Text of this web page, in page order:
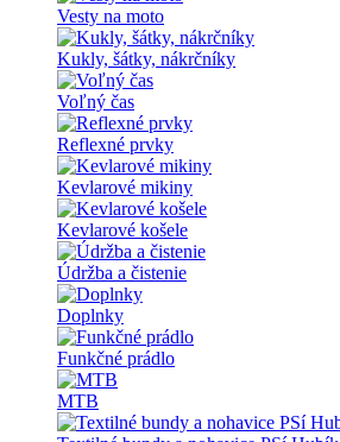
Vesty na moto
Kukly, šátky, nákrčníky
Voľný čas
Reflexné prvky
Kevlarové mikiny
Kevlarové košele
Údržba a čistenie
Doplnky
Funkčné prádlo
MTB